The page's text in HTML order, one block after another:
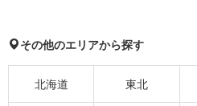
その他のエリアから探す
北海道 東北